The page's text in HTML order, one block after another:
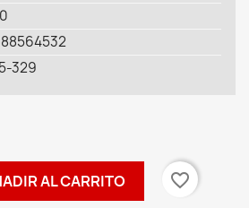
329
AL CARRITO favorite_border